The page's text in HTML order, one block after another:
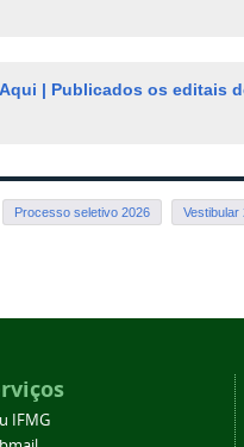
| Publicados os editais
Processo seletivo 2026 Vestibular
IFMG